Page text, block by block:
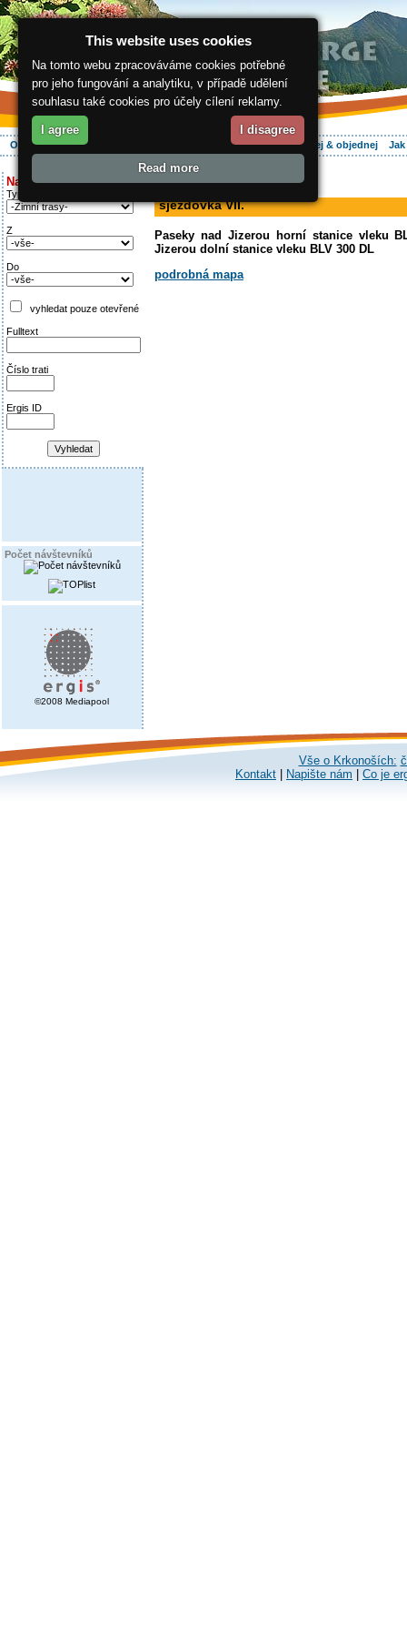
O regionu Aktivně Ubytování Hledej & objednej
Najděte si:
Typ trati
Z
Do
vyhledat pouze otevřené
Fulltext
Číslo trati
Ergis ID
Počet návštevníků
©2008 Mediapool
ergis.cz>
sjezdovka VII.
Paseky nad Jizerou horní stanice vleku
Jizerou dolní stanice vleku BLV 300 DL
podrobná mapa
Vše o Krkonoších:
Kontakt
Napište nám Co je
This website uses cookies
Na tomto webu zpracováváme cookies potřebné
pro jeho fungování a analytiku, v případě udělení
souhlasu také cookies pro účely cílení reklamy.
I agree I disagree
Read more